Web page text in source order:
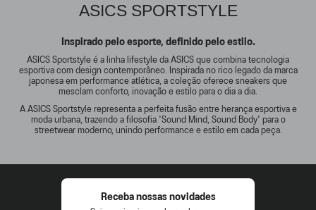
ASICS SPORTSTYLE
Inspirado pelo esporte, definido pelo estilo.
ASICS Sportstyle é a linha lifestyle da ASICS que combina tecnologia
esportiva com design contemporâneo. Inspirada no rico legado da marca
japonesa em performance atlética, a coleção oferece sneakers que
mesclam conforto, inovação e estilo para o dia a dia.
A ASICS Sportstyle representa a perfeita fusão entre herança esportiva e
moda urbana, trazendo a filosofia 'Sound Mind, Sound Body' para o
streetwear moderno, unindo performance e estilo em cada peça.
Receba nossas novidades